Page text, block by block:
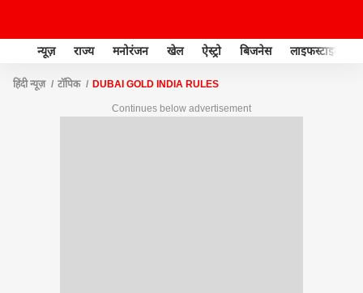
न्यूज़ राज्य मनोरंजन खेल ऐस्ट्रो बिजनेस लाइफस्टाइल
हिंदी न्यूज़ टॉपिक DUBAI GOLD INDIA RULES
Continues below advertisement